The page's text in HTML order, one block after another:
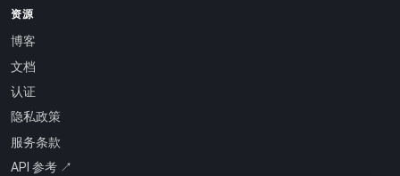
资源
博客
文档
认证
隐私政策
服务条款
API 参考 ↗